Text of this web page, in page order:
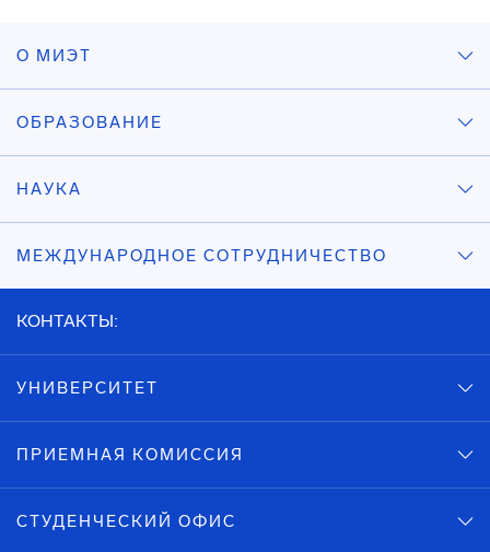
О МИЭТ
ОБРАЗОВАНИЕ
НАУКА
МЕЖДУНАРОДНОЕ СОТРУДНИЧЕСТВО
КОНТАКТЫ:
УНИВЕРСИТЕТ
ПРИЕМНАЯ КОМИССИЯ
СТУДЕНЧЕСКИЙ ОФИС